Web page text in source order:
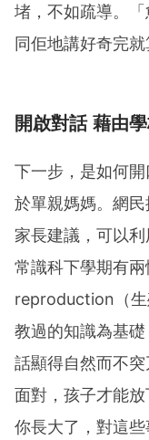
堵，不如疏導。「
同佢地講好奇完就
開啟對話 藉由
下一步，是如何
於單親媽媽。網
家長建議，可以
常識科下學期有
reproduction（生
教過的知識為基
話顯得自然而不
面對，孩子才能
你長大了，對這